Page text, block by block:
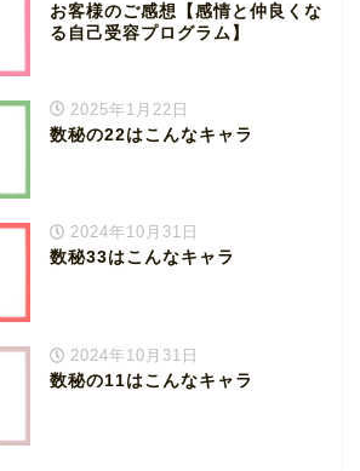
お客様のご感想【感情と仲良くな
る自己受容プログラム】
2025年1月22日
数秘の22はこんなキャラ
2024年10月31日
数秘33はこんなキャラ
2024年10月31日
数秘の11はこんなキャラ